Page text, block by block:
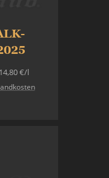
14,80 €/l